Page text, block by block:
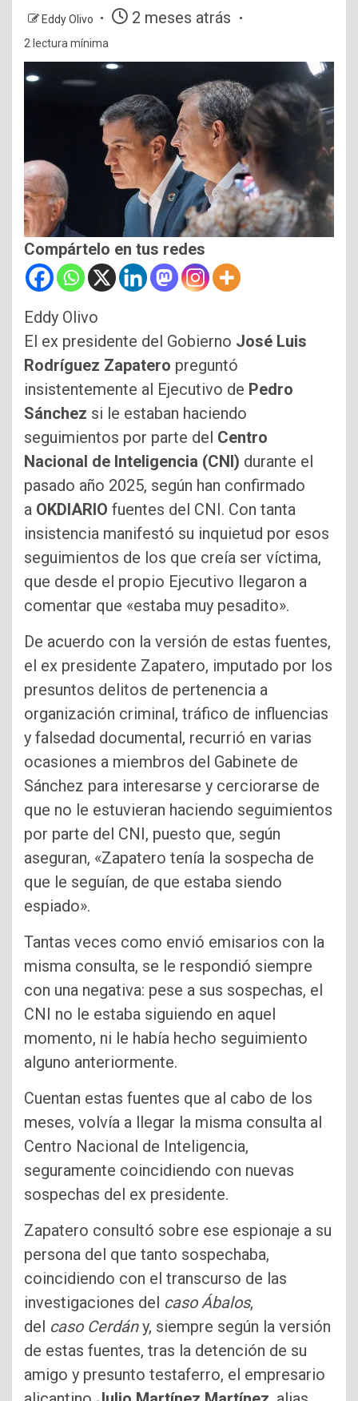
Eddy Olivo 2 meses atrás
2 lectura mínima
Compártelo en tus redes
Eddy Olivo
El ex presidente del Gobierno José Luis
Rodríguez Zapatero preguntó
insistentemente al Ejecutivo de Pedro
Sánchez si le estaban haciendo
seguimientos por parte del Centro
Nacional de Inteligencia (CNI) durante el
pasado año 2025, según han confirmado
a OKDIARIO fuentes del CNI. Con tanta
insistencia manifestó su inquietud por esos
seguimientos de los que creía ser víctima,
que desde el propio Ejecutivo llegaron a
comentar que «estaba muy pesadito».
De acuerdo con la versión de estas fuentes,
el ex presidente Zapatero, imputado por los
presuntos delitos de pertenencia a
organización criminal, tráfico de influencias
y falsedad documental, recurrió en varias
ocasiones a miembros del Gabinete de
Sánchez para interesarse y cerciorarse de
que no le estuvieran haciendo seguimientos
por parte del CNI, puesto que, según
aseguran, «Zapatero tenía la sospecha de
que le seguían, de que estaba siendo
espiado».
Tantas veces como envió emisarios con la
misma consulta, se le respondió siempre
con una negativa: pese a sus sospechas, el
CNI no le estaba siguiendo en aquel
momento, ni le había hecho seguimiento
alguno anteriormente.
Cuentan estas fuentes que al cabo de los
meses, volvía a llegar la misma consulta al
Centro Nacional de Inteligencia,
seguramente coincidiendo con nuevas
sospechas del ex presidente.
Zapatero consultó sobre ese espionaje a su
persona del que tanto sospechaba,
coincidiendo con el transcurso de las
investigaciones del caso Ábalos,
del caso Cerdány, siempre según la versión
de estas fuentes, tras la detención de su
amigo y presunto testaferro, el empresario